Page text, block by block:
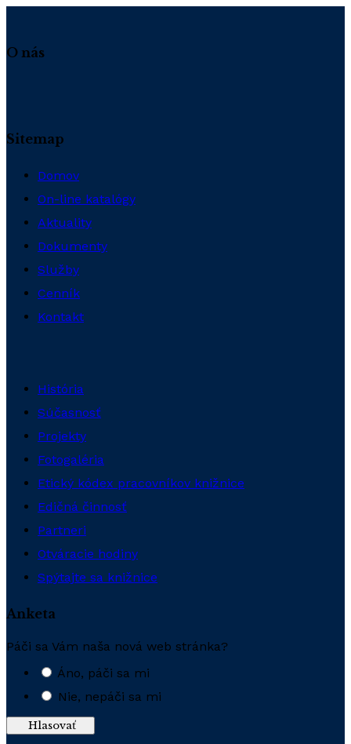
O nás
Sitemap
Domov
On-line katalógy
Aktuality
Dokumenty
Služby
Cenník
Kontakt
História
Súčasnosť
Projekty
Fotogaléria
Etický kódex pracovníkov knižnice
Edičná činnosť
Partneri
Otváracie hodiny
Spýtajte sa knižnice
Anketa
Páči sa Vám naša nová web stránka?
Áno, páči sa mi
Nie, nepáči sa mi